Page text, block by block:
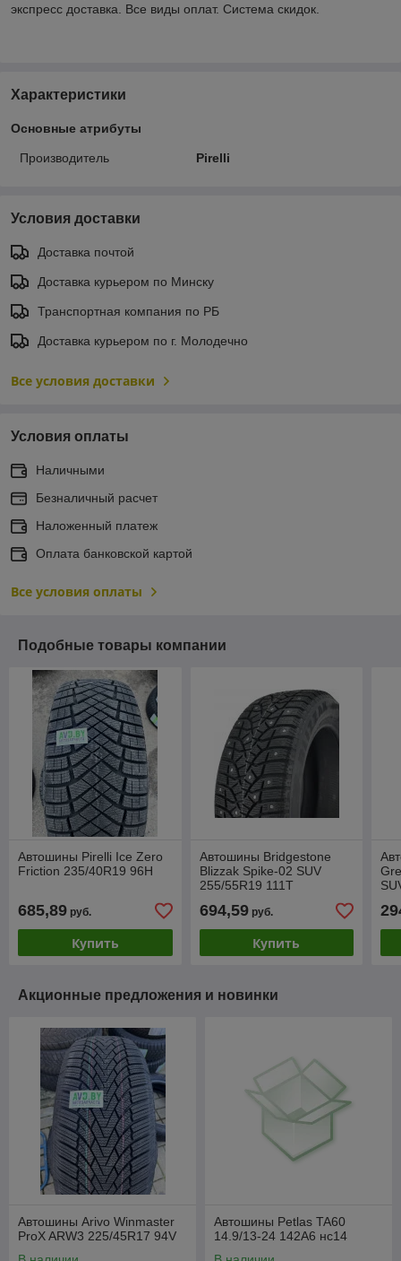
экспресс доставка. Все виды оплат. Система скидок.
Характеристики
Основные атрибуты
Производитель Pirelli
Условия доставки
Доставка почтой
Доставка курьером по Минску
Транспортная компания по РБ
Доставка курьером по г. Молодечно
Все условия доставки
Условия оплаты
Наличными
Безналичный расчет
Наложенный платеж
Оплата банковской картой
Все условия оплаты
Подобные товары компании
Автошины Pirelli Ice Zero
Friction 235/40R19 96H
685,89 руб.
Купить
Автошины Bridgestone
Blizzak Spike-02 SUV
255/55R19 111T
694,59руб.
Купить
Акционные предложения и новинки
Автошины Arivo Winmaster
ProX ARW3 225/45R17 94V
Автошины Petlas TA60
14.9/13-24 142A6 нс14